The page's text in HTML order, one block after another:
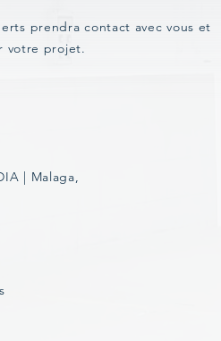
prendra contact avec vous et
votre projet.
| Malaga,